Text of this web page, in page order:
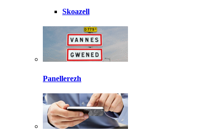
Skoazell
Panellerezh